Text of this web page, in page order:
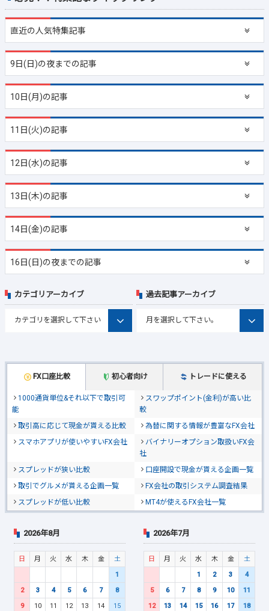
直近の人気特集記事
9日(日)の夜までの記事
10日(月)の記事
11日(火)の記事
12日(水)の記事
13日(木)の記事
14日(金)の記事
16日(日)の夜までの記事
FX口座比較 初心者向け トレードに使える
1000通貨単位&それ以下で取引可
能
スワップポイント(金利)が高い比
較
取引高に応じて現金が貰える比較
為替に関する情報が豊富なFX会社
スマホアプリが使いやすいFX会社
バイナリーオプション取扱いFX会
社
スプレッドが狭い比較
口座開設で現金が貰える企画一覧
取引でグルメが貰える企画一覧
FX会社の取引システム調査結果
スプレッドが低い比較
MT4が使えるFX会社一覧
カテゴリアーカイブ 過去記事アーカイブ
2026年8月
日 月 火 水 木 金
土
1
2
3 4 5 6 7
8
9
10 11 12 13 14
15
2026年7月
日 月 火 水 木 金
土
1
2 3
4
5
6 7 8 9 10
11
12
13 14 15 16 17
18